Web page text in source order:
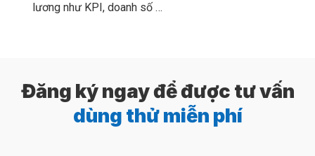
lương như KPI, doanh số …
Đăng ký ngay để được tư vấn
dùng thử miễn phí